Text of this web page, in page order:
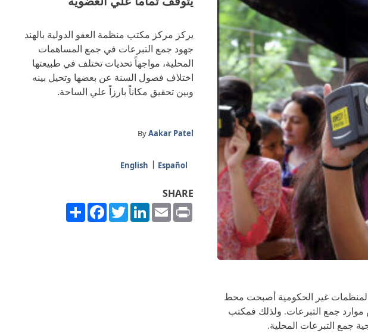
يركز مركز مكتب منظمة العفو الدولية بالهند
جهود جمع التبرعات في جمع المساهمات
المحلية، مواجهاً تحديات تختلف في طبيعتها
اختلاف فصول السنة عن بعضها وتحيل بينه
وبين تحقيق مكاناً بارزاً علي الساحة.
ByAakar Patel
English Español
SHARE
Share
FacebookTwitterLinkedInEmailPrint
غير الحكومية أصبحت محط
موارد جمع التبرعات. ولذلك فمكتب
جمع التبرعات المحلية.